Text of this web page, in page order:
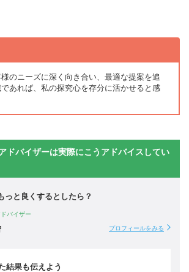
のニーズに深く向き合い、最適な提案を追
あれば、私の探究心を存分に活かせると感
ドバイザーは実際にこうアドバイスしてい
っと良くするとしたら？
バイザー
プロフィールをみる
結果も伝えよう